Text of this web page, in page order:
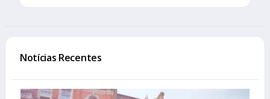
Notícias Recentes